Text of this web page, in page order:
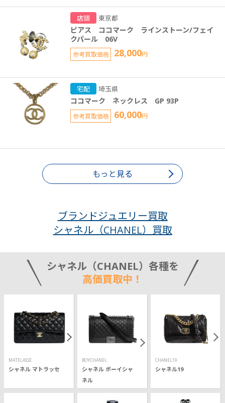
店頭 東京都
ピアス ココマーク ラインストーン/フェイ
クパール 06V
参考買取価格 28,000円
宅配 埼玉県
ココマーク ネックレス GP 93P
参考買取価格 60,000円
もっと見る
ブランドジュエリー買取
シャネル（CHANEL）買取
シャネル（CHANEL）各種を
高価買取中！
MATELASSE
シャネル マトラッセ
BOYCHANEL
シャネル ボーイシャ
ネル
CHANEL19
シャネル19